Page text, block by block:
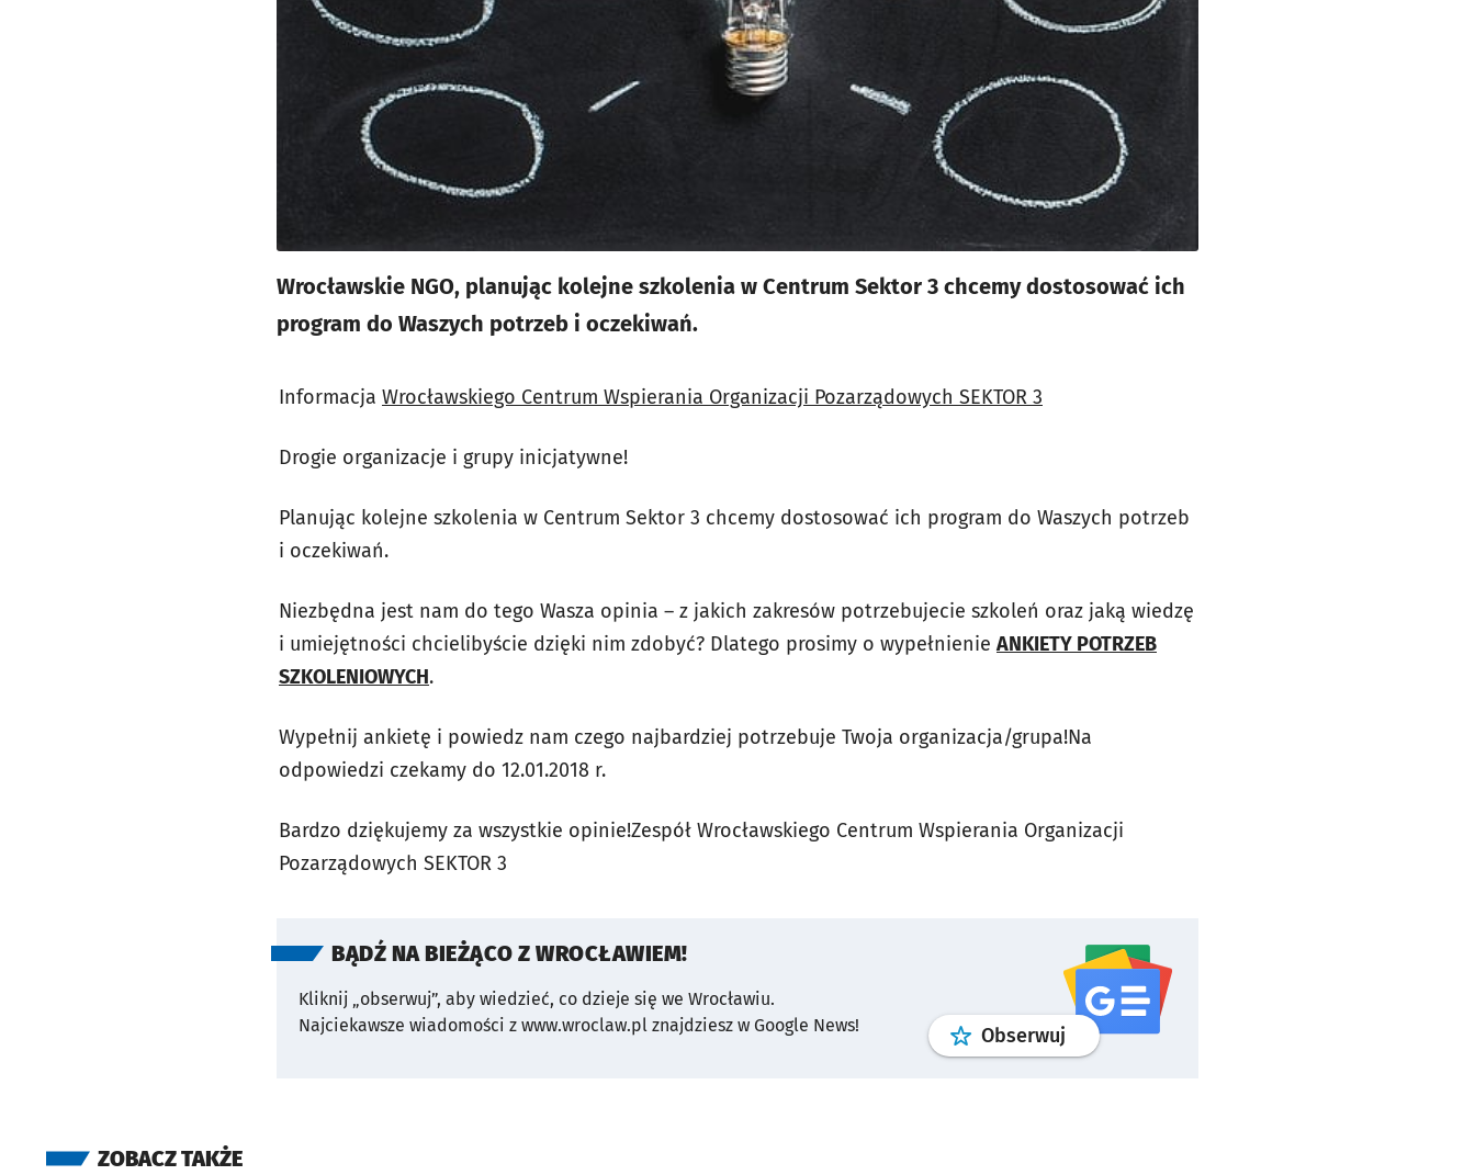
Wrocławskie NGO, planując kolejne szkolenia w Centrum Sektor 3 chcemy dostosować ich
program do Waszych potrzeb i oczekiwań.
Informacja Wrocławskiego Centrum Wspierania Organizacji Pozarządowych SEKTOR 3
Drogie organizacje i grupy inicjatywne!
Planując kolejne szkolenia w Centrum Sektor 3 chcemy dostosować ich program do Waszych potrzeb
i oczekiwań.
Niezbędna jest nam do tego Wasza opinia – z jakich zakresów potrzebujecie szkoleń oraz jaką wiedzę
i umiejętności chcielibyście dzięki nim zdobyć? Dlatego prosimy o wypełnienie ANKIETY POTRZEB
SZKOLENIOWYCH.
Wypełnij ankietę i powiedz nam czego najbardziej potrzebuje Twoja organizacja/grupa!Na
odpowiedzi czekamy do 12.01.2018 r.
Bardzo dziękujemy za wszystkie opinie!Zespół Wrocławskiego Centrum Wspierania Organizacji
Pozarządowych SEKTOR 3
BĄDŹ NA BIEŻĄCO Z WROCŁAWIEM!
Kliknij „obserwuj”, aby wiedzieć, co dzieje się we Wrocławiu.
Najciekawsze wiadomości z www.wroclaw.pl znajdziesz w Google News!
Obserwuj profilgoogle news
ZOBACZ TAKŻE